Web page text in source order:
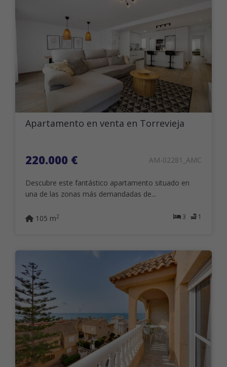
Apartamento en venta en Torrevieja
220.000 € AM-02281_AMC
Descubre este fantástico apartamento situado en
una de las zonas más demandadas de...
3 1
105 m2